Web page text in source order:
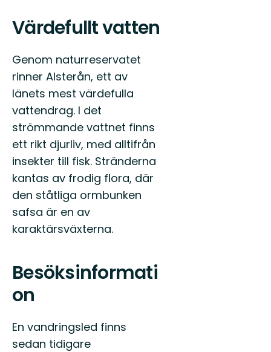
Värdefullt vatten
Genom naturreservatet
rinner Alsterån, ett av
länets mest värdefulla
vattendrag. I det
strömmande vattnet finns
ett rikt djurliv, med alltifrån
insekter till fisk. Stränderna
kantas av frodig flora, där
den ståtliga ormbunken
safsa är en av
karaktärsväxterna.
Besöksinformati
on
En vandringsled finns
sedan tidigare